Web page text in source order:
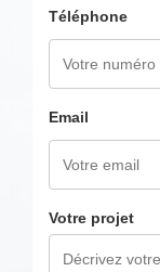
Téléphone
Email
Votre projet